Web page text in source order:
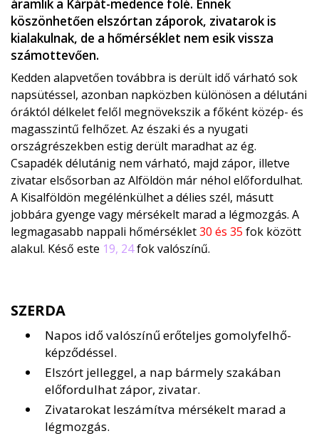
áramlik a Kárpát-medence fölé. Ennek
köszönhetően elszórtan záporok, zivatarok is
kialakulnak, de a hőmérséklet nem esik vissza
számottevően.
Kedden alapvetően továbbra is derült idő várható sok
napsütéssel, azonban napközben különösen a délutáni
óráktól délkelet felől megnövekszik a főként közép- és
magasszintű felhőzet. Az északi és a nyugati
országrészekben estig derült maradhat az ég.
Csapadék délutánig nem várható, majd zápor, illetve
zivatar elsősorban az Alföldön már néhol előfordulhat.
A Kisalföldön megélénkülhet a délies szél, másutt
jobbára gyenge vagy mérsékelt marad a légmozgás. A
legmagasabb nappali hőmérséklet30 és 35 fok között
alakul. Késő este 19, 24fok valószínű.
SZERDA
Napos idő valószínű erőteljes gomolyfelhő-
képződéssel.
Elszórt jelleggel, a nap bármely szakában
előfordulhat zápor, zivatar.
Zivatarokat leszámítva mérsékelt marad a
légmozgás.